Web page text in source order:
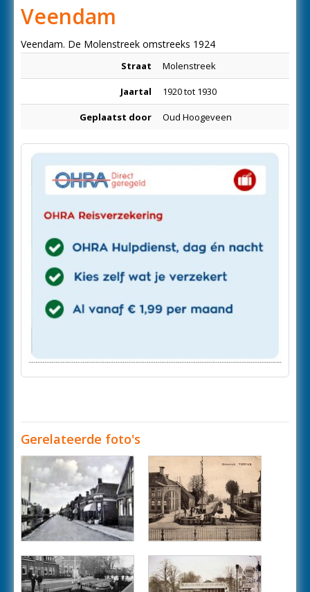
Veendam
Veendam. De Molenstreek omstreeks 1924
Straat Molenstreek
Jaartal 1920 tot 1930
Geplaatst door Oud Hoogeveen
Gerelateerde foto's